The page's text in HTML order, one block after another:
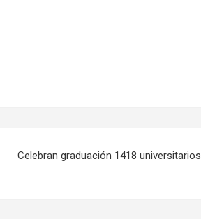
Celebran graduación 1418 universitarios